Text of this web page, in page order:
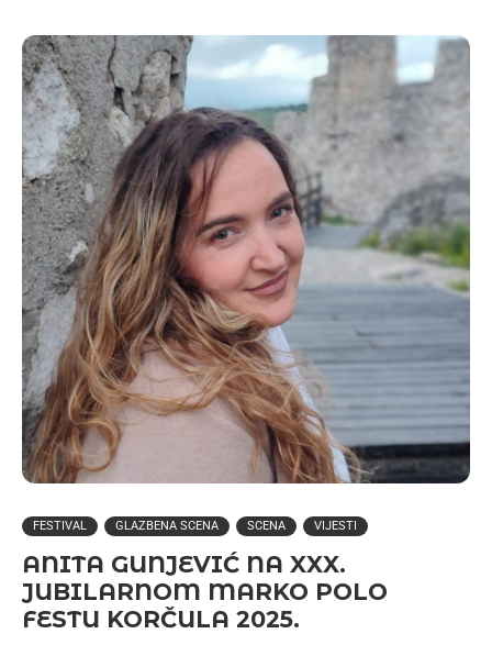
FESTIVAL GLAZBENA SCENA SCENA VIJESTI
ANITA GUNJEVIĆ NA XXX.
JUBILARNOM MARKO POLO
FESTU KORČULA 2025.